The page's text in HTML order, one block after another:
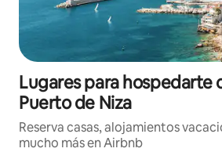
Lugares para hospedarte
Puerto de Niza
Reserva casas, alojamientos
mucho más en Airbnb